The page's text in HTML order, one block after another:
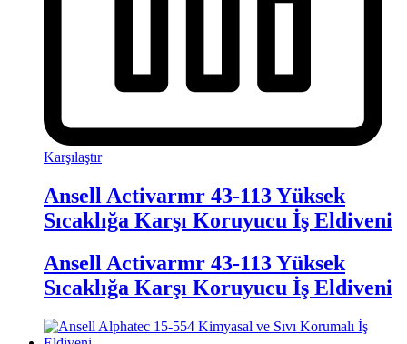
Karşılaştır
Ansell Activarmr 43-113 Yüksek
Sıcaklığa Karşı Koruyucu İş Eldiveni
Ansell Activarmr 43-113 Yüksek
Sıcaklığa Karşı Koruyucu İş Eldiveni